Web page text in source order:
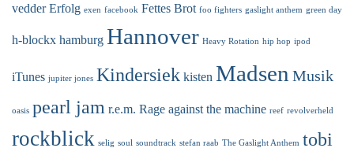
vedder Erfolg exen facebook Fettes Brot foo fighters gaslight anthem green day
h-blockx hamburg Hannover Heavy Rotation hip hop ipod
iTunes jupiter jones Kindersiek kisten Madsen Musik
oasis pearl jam r.e.m. Rage against the machine reef revolverheld
rockblick selig soul soundtrack stefan raab The Gaslight Anthem tobi